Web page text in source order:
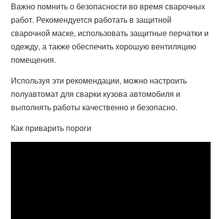
Важно помнить о безопасности во время сварочных
работ. Рекомендуется работать в защитной
сварочной маске, использовать защитные перчатки и
одежду, а также обеспечить хорошую вентиляцию
помещения.
Используя эти рекомендации, можно настроить
полуавтомат для сварки кузова автомобиля и
выполнять работы качественно и безопасно.
Как приварить пороги